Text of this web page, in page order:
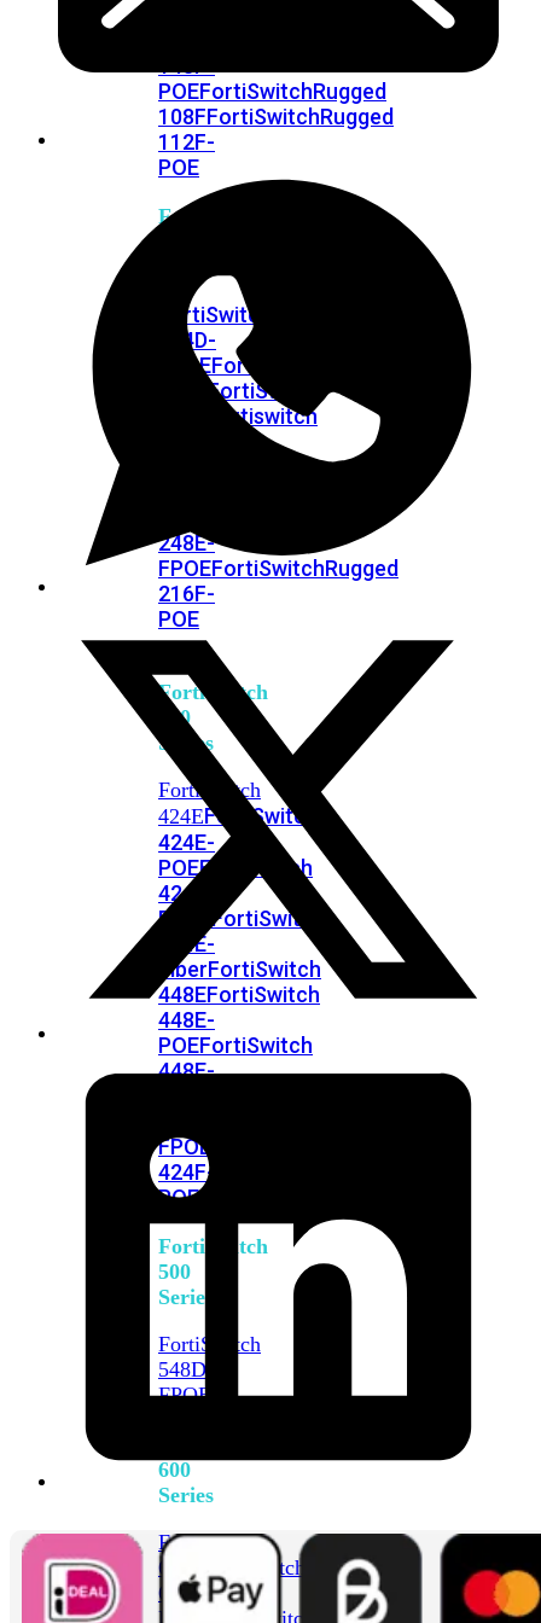
POEFortiSwitchRugged
108FFortiSwitchRugged
112F-
POE
FortiSwitch
FortiSwitch
224D-
FPOEFortiSwitch
FortiSwitch
Fortiswitch
248E-
FPOEFortiSwitchRugged
216F-
POE
FortiSwitch
400
Series
FortiSwitch
424EFortiSwitch
424E-
POEFortiSwitch
424E-
FPOE FortiSwitch
424E-
FiberFortiSwitch
448EFortiSwitch
448E-
POEFortiSwitch
448E-
FPOE
424F-
POE
FortiSwitch
500
Series
FortiSwitch
548D-
FPOE
600
Series
FortiSwitch
624F
FortiSwitch
624F-
FPOE
FortiSwitch